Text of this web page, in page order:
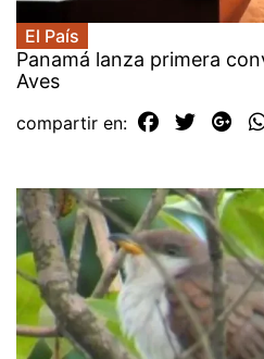
El País
Panamá lanza primera
Aves
compartir en: